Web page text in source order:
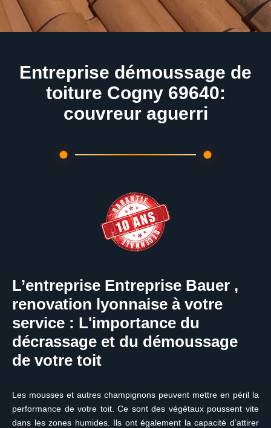
Entreprise démoussage de
toiture Cogny 69640:
couvreur aguerri
L’entreprise Entreprise Bauer ,
renovation lyonnaise à votre
service : L'importance du
décrassage et du démoussage
de votre toit
Les mousses et autres champignons peuvent mettre en péril la
performance de votre toit. Ce sont des végétaux poussent vite
dans les zones humides. Ils ont également la capacité d’attirer